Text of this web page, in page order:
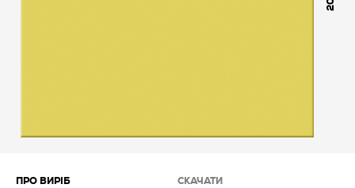
ПРО ВИРІБ СКАЧАТИ